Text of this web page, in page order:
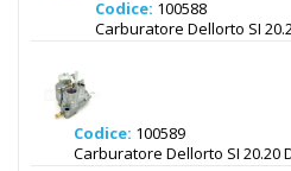
Codice: 100588
Carburatore Dellorto SI
Codice: 100589
Carburatore Dellorto SI 20.20